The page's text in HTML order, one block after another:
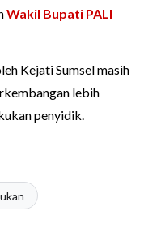
Wakil Bupati PALI
Kejati Sumsel masih
lebih
penyidik.